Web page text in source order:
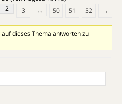
2 3 … 50 51 52 →
dieses Thema antworten zu